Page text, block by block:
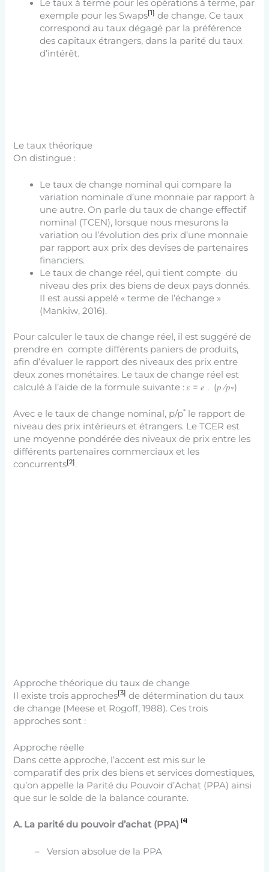
Le taux à terme pour les opérations à terme, par
exemple pour les Swaps[1] de change. Ce taux
correspond au taux dégagé par la préférence
des capitaux étrangers, dans la parité du taux
d’intérêt.
Le taux théorique
On distingue :
Le taux de change nominal qui compare la
variation nominale d’une monnaie par rapport à
une autre. On parle du taux de change effectif
nominal (TCEN), lorsque nous mesurons la
variation ou l’évolution des prix d’une monnaie
par rapport aux prix des devises de partenaires
financiers.
Le taux de change réel, qui tient compte du
niveau des prix des biens de deux pays donnés.
Il est aussi appelé « terme de l’échange »
(Mankiw, 2016).
Pour calculer le taux de change réel, il est suggéré de
prendre en compte différents paniers de produits,
afin d’évaluer le rapport des niveaux des prix entre
deux zones monétaires. Le taux de change réel est
calculé à l’aide de la formule suivante : 𝜀 = 𝑒 . (𝑝 ⁄𝑝∗)
Avec e le taux de change nominal, p/p* le rapport de
niveau des prix intérieurs et étrangers. Le TCER est
une moyenne pondérée des niveaux de prix entre les
différents partenaires commerciaux et les
concurrents[2].
Approche théorique du taux de change
Il existe trois approches[3] de détermination du taux
de change (Meese et Rogoff, 1988). Ces trois
approches sont :
Approche réelle
Dans cette approche, l’accent est mis sur le
comparatif des prix des biens et services domestiques,
qu’on appelle la Parité du Pouvoir d’Achat (PPA) ainsi
que sur le solde de la balance courante.
A.La parité du pouvoir d’achat (PPA) [4]
– Version absolue de la PPA